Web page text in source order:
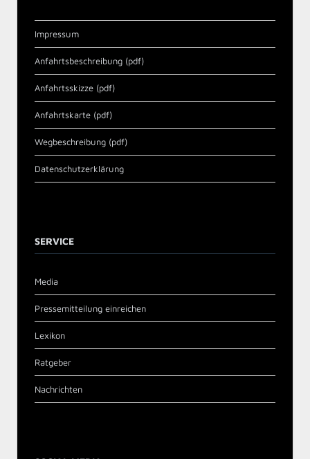
Impressum
Anfahrtsbeschreibung (pdf)
Anfahrtsskizze (pdf)
Anfahrtskarte (pdf)
Wegbeschreibung (pdf)
Datenschutzerklärung
SERVICE
Media
Pressemitteilung einreichen
Lexikon
Ratgeber
Nachrichten